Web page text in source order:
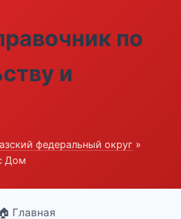
по
и
федеральный округ »
Дом
🏠 Главная